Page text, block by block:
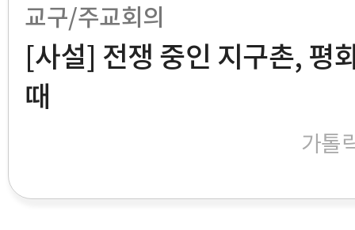
교구/주교회의
[사설] 전쟁 중인 지구촌, 평
때
가톨